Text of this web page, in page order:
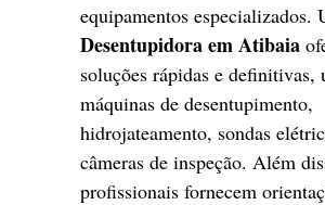
equipamentos especializados.
Desentupidora em Atibaia
soluções rápidas e definitivas,
máquinas de desentupimento,
hidrojateamento, sondas
câmeras de inspeção. Além
profissionais fornecem